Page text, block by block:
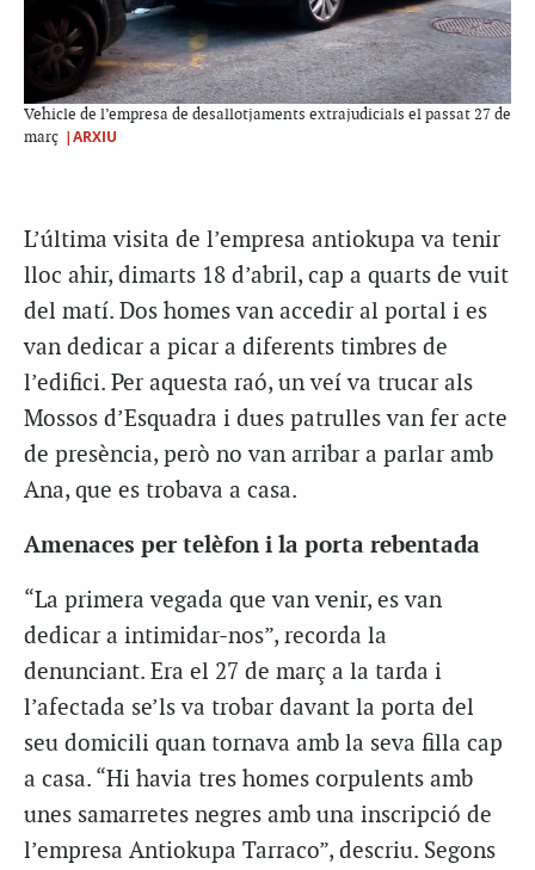
Vehicle de l’empresa de desallotjaments extrajudicials el passat 27 de
març |ARXIU
L’última visita de l’empresa antiokupa va tenir
lloc ahir, dimarts 18 d’abril, cap a quarts de vuit
del matí. Dos homes van accedir al portal i es
van dedicar a picar a diferents timbres de
l’edifici. Per aquesta raó, un veí va trucar als
Mossos d’Esquadra i dues patrulles van fer acte
de presència, però no van arribar a parlar amb
Ana, que es trobava a casa.
Amenaces per telèfon i la porta rebentada
“La primera vegada que van venir, es van
dedicar a intimidar-nos”, recorda la
denunciant. Era el 27 de març a la tarda i
l’afectada se’ls va trobar davant la porta del
seu domicili quan tornava amb la seva filla cap
a casa. “Hi havia tres homes corpulents amb
unes samarretes negres amb una inscripció de
l’empresa Antiokupa Tarraco”, descriu. Segons